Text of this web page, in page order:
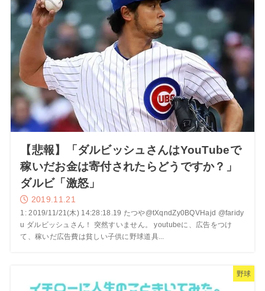
【悲報】「ダルビッシュさんはYouTubeで
稼いだお金は寄付されたらどうですか？」
ダルビ「激怒」
2019.11.21
1: 2019/11/21(木) 14:28:18.19 たつや@tXqndZy0BQVHajd @faridy
u ダルビッシュさん！ 突然すいません。 youtubeに、広告をつけ
て、稼いだ広告費は貧しい子供に野球道具...
野球